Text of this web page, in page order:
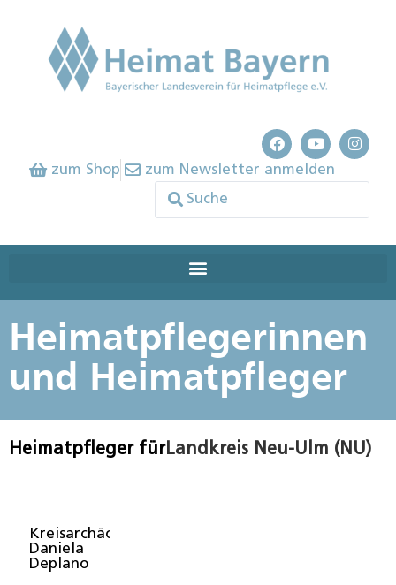
zum Shop zum Newsletter anmelden
Heimatpflegerinnen
und Heimatpfleger
Heimatpfleger fürLandkreis Neu-Ulm (NU)
Kreisarchäologin
Daniela
Deplano